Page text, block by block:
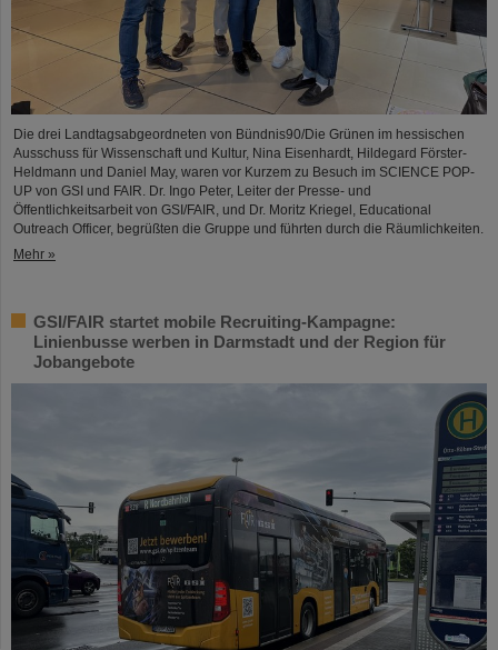
Die drei Landtagsabgeordneten von Bündnis90/Die Grünen im hessischen
Ausschuss für Wissenschaft und Kultur, Nina Eisenhardt, Hildegard Förster-
Heldmann und Daniel May, waren vor Kurzem zu Besuch im SCIENCE POP-
UP von GSI und FAIR. Dr. Ingo Peter, Leiter der Presse- und
Öffentlichkeitsarbeit von GSI/FAIR, und Dr. Moritz Kriegel, Educational
Outreach Officer, begrüßten die Gruppe und führten durch die Räumlichkeiten.
Mehr »
GSI/FAIR startet mobile Recruiting-Kampagne:
Linienbusse werben in Darmstadt und der Region für
Jobangebote